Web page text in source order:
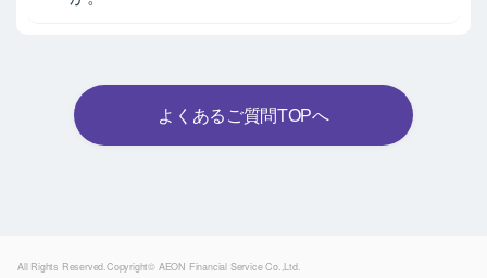
よくあるご質問TOPへ
All Rights Reserved.Copyright© AEON Financial Service Co.,Ltd.Powered by